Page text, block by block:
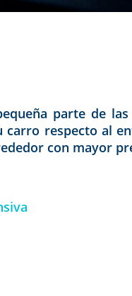
parte de
respecto al
con mayor